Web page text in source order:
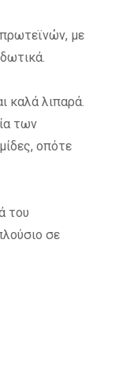
με
καλά λιπαρά.
των
οπότε
του
σε